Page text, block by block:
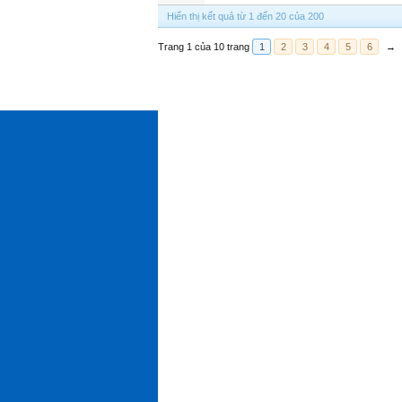
Hiển thị kết quả từ 1 đến 20 của 200
Trang 1 của 10 trang 1 2 3 4 5 6 →